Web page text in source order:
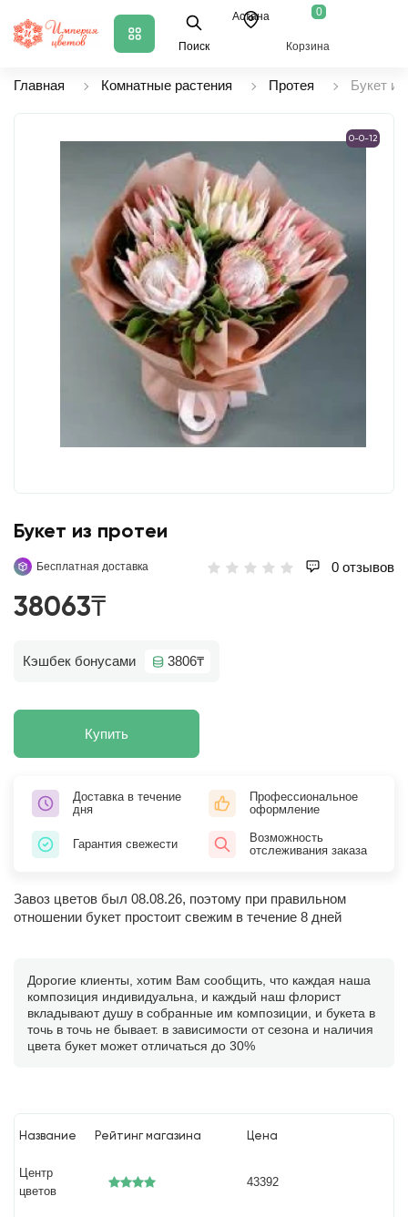
Поиск
Астана 0
Корзина
Главная Комнатные растения Протея Букет
0-0-12
Букет из протеи
Бесплатная доставка 0 отзывов
38063₸
Кэшбек бонусами 3806₸
Купить
Доставка в течение
дня
Профессиональное
оформление
Гарантия свежести
Возможность
отслеживания заказа
Завоз цветов был 08.08.26, поэтому при правильном
отношении букет простоит свежим в течение 8 дней
Дорогие клиенты, хотим Вам сообщить, что каждая наша
композиция индивидуальна, и каждый наш флорист
вкладывают душу в собранные им композиции, и букета в
точь в точь не бывает. в зависимости от сезона и наличия
цвета букет может отличаться до 30%
Название Рейтинг магазина Цена
Центр
цветов
43392